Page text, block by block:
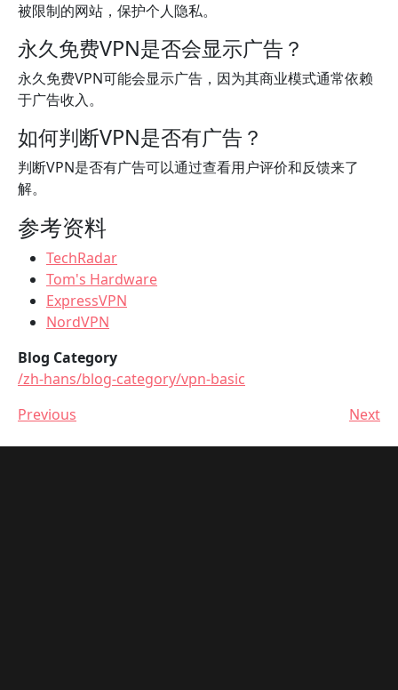
被限制的网站，保护个人隐私。
永久免费VPN是否会显示广告？
永久免费VPN可能会显示广告，因为其商业模式通常依赖
于广告收入。
如何判断VPN是否有广告？
判断VPN是否有广告可以通过查看用户评价和反馈来了
解。
参考资料
TechRadar
Tom's Hardware
ExpressVPN
NordVPN
Blog Category
/zh-hans/blog-category/vpn-basic
Previous
Next